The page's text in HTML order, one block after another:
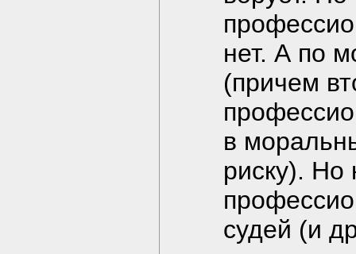
нет. А по
(причем
в
риску). Но
судей (и